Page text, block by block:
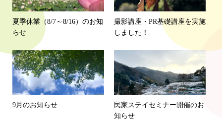
夏季休業（8/7～8/16）のお知
らせ
撮影講座・PR基礎講座を実施
しました！
9月のお知らせ
民家ステイセミナー開催のお
知らせ